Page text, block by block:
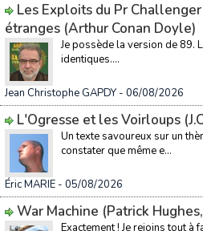
Les Exploits du Pr
étranges (Arthur Conan Doyle)
Je possède la version de 89.
identiques....
Jean Christophe GAPDY - 06/08/2026
L'Ogresse et les Voirloups
Un texte savoureux sur un
constater que même e...
Éric MARIE - 05/08/2026
War Machine (Patrick
Exactement ! Je rejoins tout à